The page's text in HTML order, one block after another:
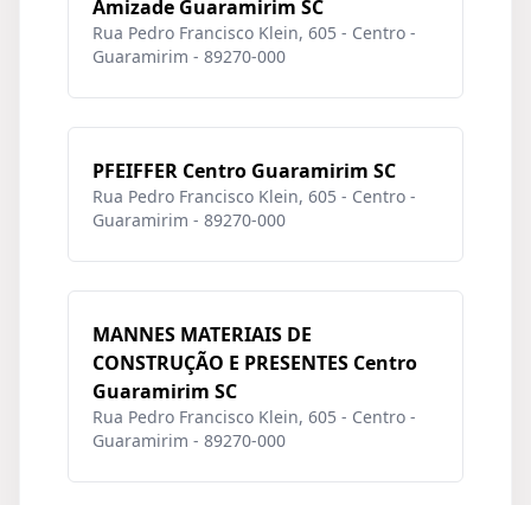
Amizade Guaramirim SC
Rua Pedro Francisco Klein, 605 - Centro -
Guaramirim - 89270-000
PFEIFFER Centro Guaramirim SC
Rua Pedro Francisco Klein, 605 - Centro -
Guaramirim - 89270-000
MANNES MATERIAIS DE
CONSTRUÇÃO E PRESENTES Centro
Guaramirim SC
Rua Pedro Francisco Klein, 605 - Centro -
Guaramirim - 89270-000